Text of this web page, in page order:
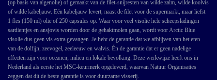
(op basis van algenolie) of gemaakt van de filet-snijresten van wilde zalm, wilde koolvis
of wilde kabeljauw. Eén kabeljauw levert, naast de filet voor de supermarkt, maar liefst
1 fles (150 ml) olie of 250 capsules op. Waar voor veel visolie hele scheepsladingen
sardientjes en ansjovis worden door de gehaktmolen gaan, wordt voor Arctic Blue
visolie dus geen vis extra gevangen. Je hebt de garantie dat we afblijven van het eten
van de dolfijn, zeevogel, zeeleeuw en walvis. Én de garantie dat er geen nadelige
effecten zijn voor oceanen, milieu en lokale bevolking. Deze werkwijze heeft ons in
Nederland als eerste het MSC-keurmerk opgeleverd, waarvan Natuur Organisaties
zeggen dat dit de beste garantie is voor duurzame visserij.